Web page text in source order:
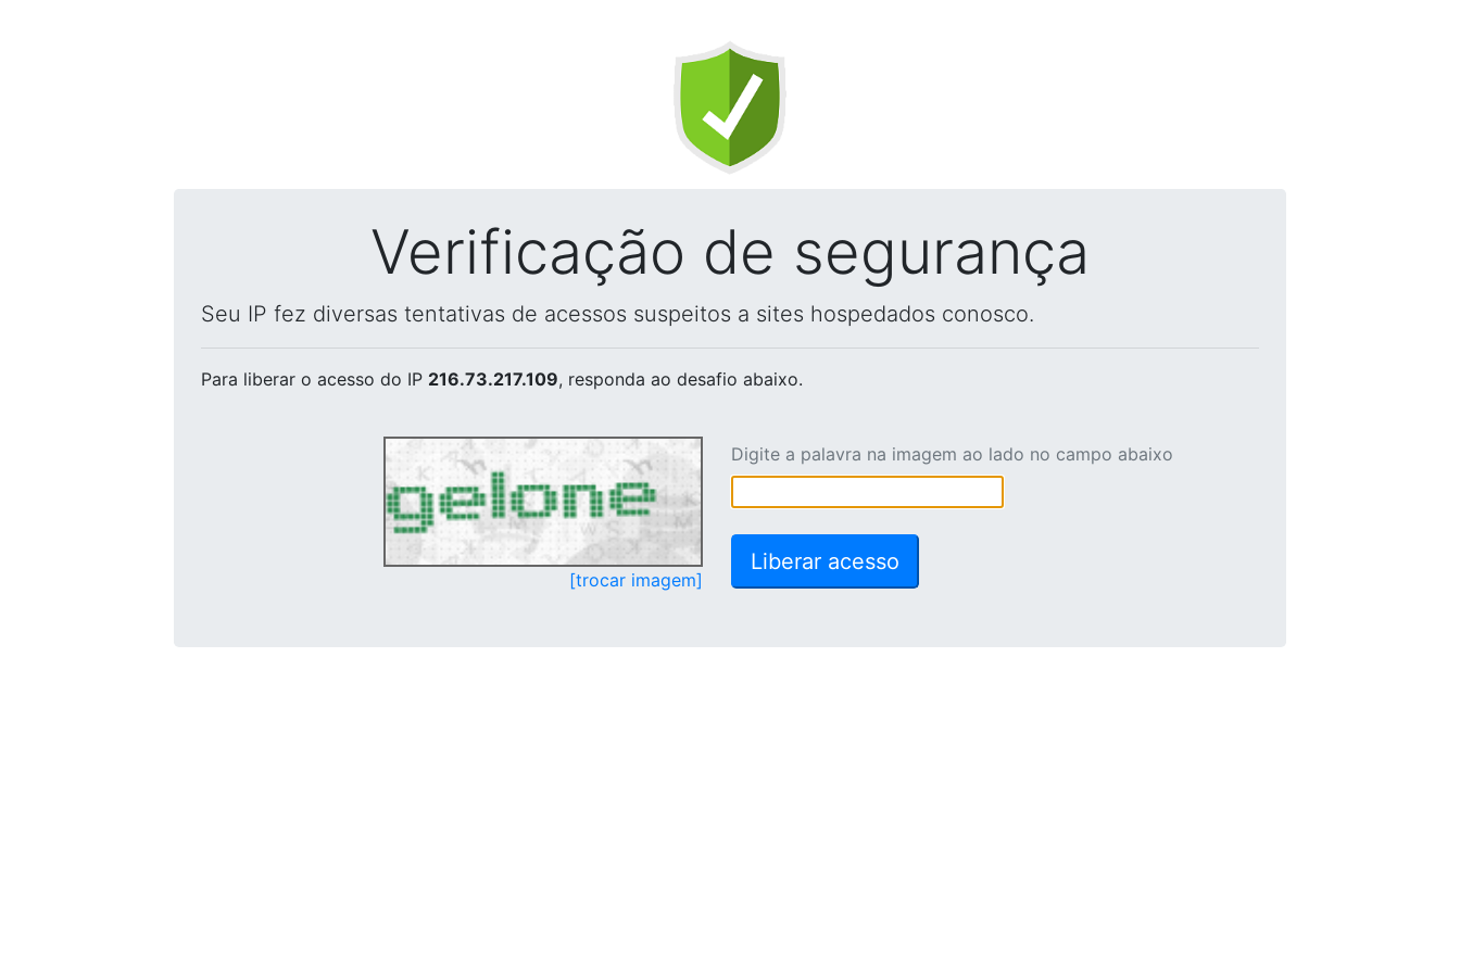
Verificação de segurança
Seu IP fez diversas tentativas de acessos suspeitos a sites hospedados conosco.
Para liberar o acesso do IP 216.73.217.109, responda ao desafio abaixo.
[trocar imagem]
Digite a palavra na imagem ao lado no campo abaixo